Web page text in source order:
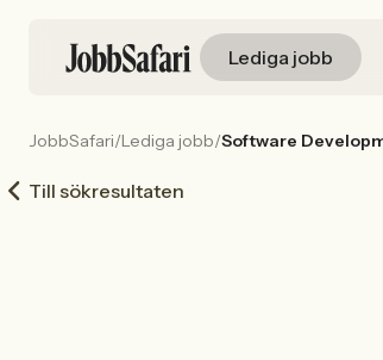
Lediga jobb
JobbSafari/Lediga jobb/Software
Till sökresultaten